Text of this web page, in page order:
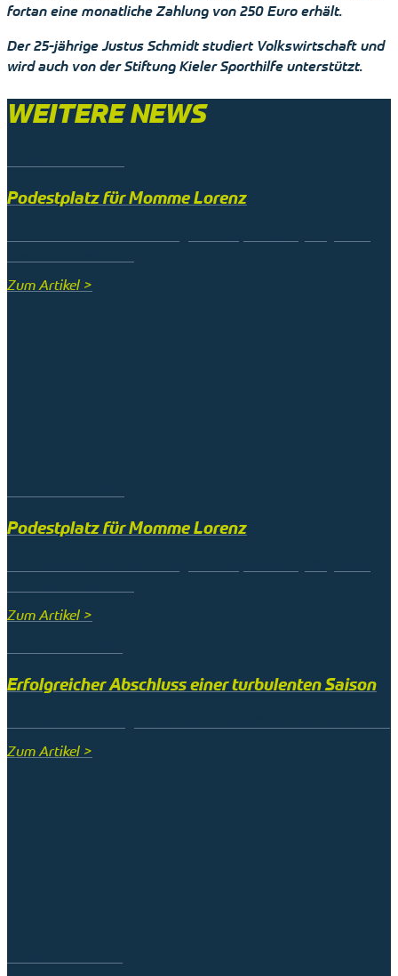
fortan eine monatliche Zahlung von 250 Euro erhält.
Der 25-jährige Justus Schmidt studiert Volkswirtschaft und
wird auch von der Stiftung Kieler Sporthilfe unterstützt.
WEITERE NEWS
Podestplatz für Momme Lorenz
Zum Artikel >
Podestplatz für Momme Lorenz
Zum Artikel >
Erfolgreicher Abschluss einer turbulenten Saison
Zum Artikel >